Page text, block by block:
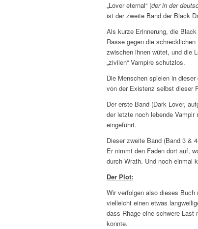
„Lover eternal“ (der in der
ist der zweite Band der Black
Als kurze Erinnerung, die
Rasse gegen die
zwischen ihnen wütet, und die
„zivilen“ Vampire schutzlos.
Die Menschen spielen in
von der Existenz selbst dieser
Der erste Band (Dark Lover,
der letzte noch lebende
eingeführt.
Dieser zweite Band (Band 3 &
Er nimmt den Faden dort auf,
durch Wrath. Und noch einmal
Der Plot:
Wir verfolgen also dieses
vielleicht einen etwas
dass Rhage eine schwere
konnte.